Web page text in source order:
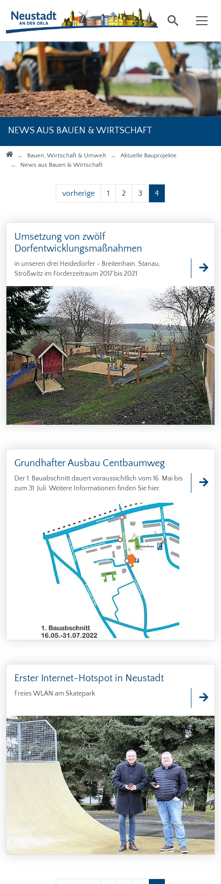
NEWS AUS BAUEN & WIRTSCHAFT
StartseiteBauen, Wirtschaft & Umwelt
Aktuelle Bauprojekte
News aus Bauen & Wirtschaft
vorherige 1 2 3 4
Umsetzung von zwölf
Dorfentwicklungsmaßnahmen
in unseren drei Heidedörfer - Breitenhain, Stanau,
Strößwitz im Förderzeitraum 2017 bis 2021
Grundhafter Ausbau Centbaumweg
Der 1. Bauabschnitt dauert voraussichtlich vom 16. Mai bis
zum 31. Juli. Weitere Informationen finden Sie hier.
Erster Internet-Hotspot in Neustadt
Freies WLAN am Skatepark